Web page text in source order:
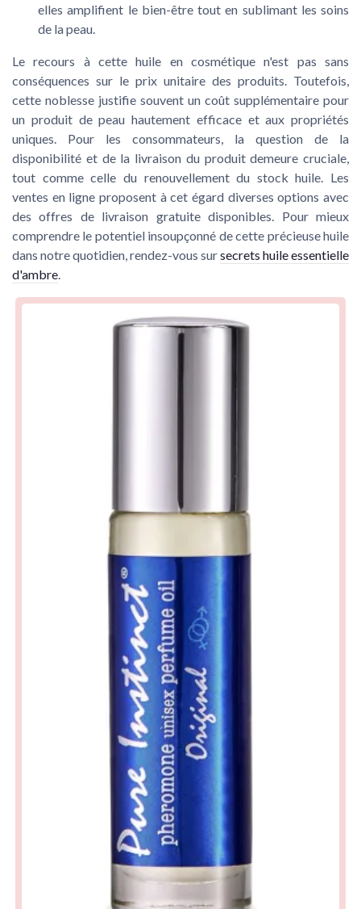
elles amplifient le bien-être tout en sublimant les soins
de la peau.
Le recours à cette huile en cosmétique n'est pas sans
conséquences sur le prix unitaire des produits. Toutefois,
cette noblesse justifie souvent un coût supplémentaire pour
un produit de peau hautement efficace et aux propriétés
uniques. Pour les consommateurs, la question de la
disponibilité et de la livraison du produit demeure cruciale,
tout comme celle du renouvellement du stock huile. Les
ventes en ligne proposent à cet égard diverses options avec
des offres de livraison gratuite disponibles. Pour mieux
comprendre le potentiel insoupçonné de cette précieuse huile
dans notre quotidien, rendez-vous sursecrets huile essentielle
d'ambre